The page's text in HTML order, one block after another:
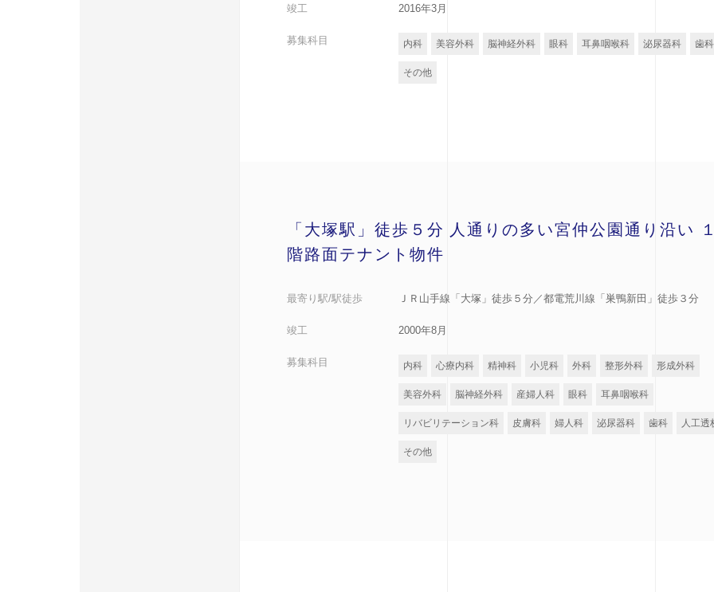
竣工 2016年3月
募集科目 内科 美容外科 脳神経外科 眼科 耳鼻咽喉科 泌尿器科 歯科
その他
「大塚駅」徒歩５分 人通りの多い宮仲公園通り沿い
階路面テナント物件
最寄り駅/駅徒歩 ＪＲ山手線「大塚」徒歩５分／都電荒川線「巣鴨新田」徒歩３分
竣工 2000年8月
募集科目 内科 心療内科 精神科 小児科 外科 整形外科 形成外科
美容外科 脳神経外科 産婦人科 眼科 耳鼻咽喉科
リバビリテーション科 皮膚科 婦人科 泌尿器科 歯科 人工透
その他